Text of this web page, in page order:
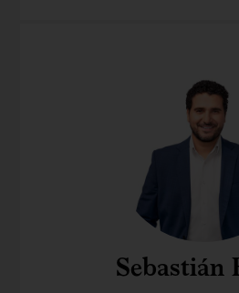
Sebastián